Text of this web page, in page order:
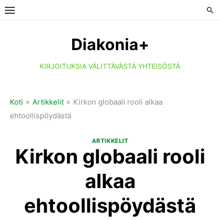
Skip
Diakonia+
KIRJOITUKSIA VÄLITTÄVÄSTÄ YHTEISÖSTÄ
Koti » Artikkelit » Kirkon globaali rooli alkaa
ehtoollispöydästä
ARTIKKELIT
Kirkon globaali rooli
alkaa
ehtoollispöydästä